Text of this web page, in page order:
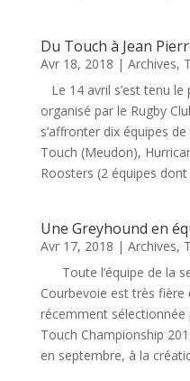
Du Touch à Jean
Avr 18, 2018 | Archives,
Le 14 avril s’est tenu
organisé par le Rugby
s’affronter dix équipes
Touch (Meudon),
Roosters (2 équipes dont
Une Greyhound en
Avr 17, 2018 | Archives,
Toute l’équipe de la
Courbevoie est très fière
récemment sélectionnée
Touch Championship
en septembre, à la